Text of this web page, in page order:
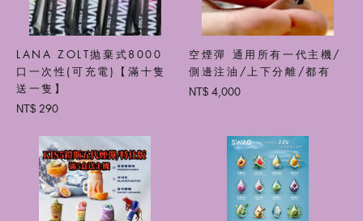
LANA ZOLT抛棄式8000
口一次性(可充電)【滿十隻
送一隻】
NT$ 290
空煙彈 通用所有一代主機/
側邊注油/上下分離/都有
NT$ 4,000